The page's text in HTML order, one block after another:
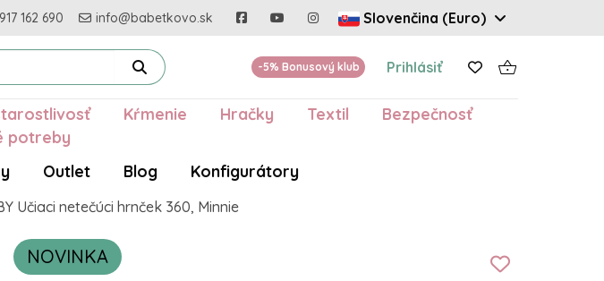
162 690 info@babetkovo.sk Slovenčina (Euro)
-5% Bonusový klub Prihlásiť
Kŕmenie Hračky Textil
Bezpečnosť
potreby
Outlet Blog Konfigurátory
Učiaci netečúci hrnček 360, Minnie
NOVINKA